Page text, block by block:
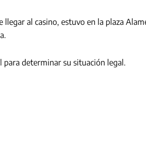
al casino, estuvo en la plaza
determinar su situación legal.